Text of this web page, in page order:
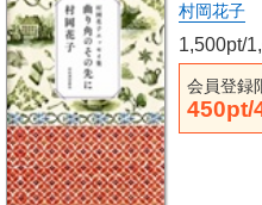
村岡花子
1,500pt/
会員登録
450pt/